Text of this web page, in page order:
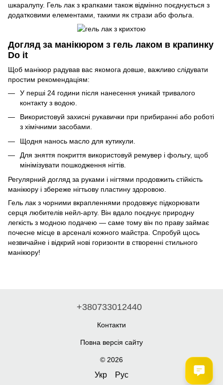
шкаралупу. Гель лак з крапками також відмінно поєднується з
додатковими елементами, такими як стрази або фольга.
Догляд за манікюром з гель лаком в крапинку
Do it
Щоб манікюр радував вас якомога довше, важливо слідувати
простим рекомендаціям:
У перші 24 години після нанесення уникай тривалого
контакту з водою.
Використовуй захисні рукавички при прибиранні або роботі
з хімічними засобами.
Щодня нанось масло для кутикули.
Для зняття покриття використовуй ремувер і фольгу, щоб
мінімізувати пошкодження нігтів.
Регулярний догляд за руками і нігтями продовжить стійкість
манікюру і збереже нігтьову пластину здоровою.
Гель лак з чорними вкрапленнями продовжує підкорювати
серця любителів нейл-арту. Він вдало поєднує природну
легкість з модною подачею — саме тому він по праву займає
почесне місце в арсеналі кожного майстра. Спробуй щось
незвичайне і відкрий нові горизонти в створенні стильного
манікюру!
+380733012440
Контакти
Повна версія сайту
© 2026
Укр Рус